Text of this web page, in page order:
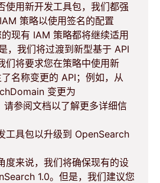
使用新开发工具包，我们都强
策略以使用签名的配置
现有 IAM 策略都将继续适用
，我们将过渡到新型基于 API
们将要求您在策略中使用新
名称变更的 API；例如，从
变更为
参阅文档以了解更多详细信
工具包以升级到 OpenSearch
度来说，我们将确保现有的设
1.0。但是，我们建议您